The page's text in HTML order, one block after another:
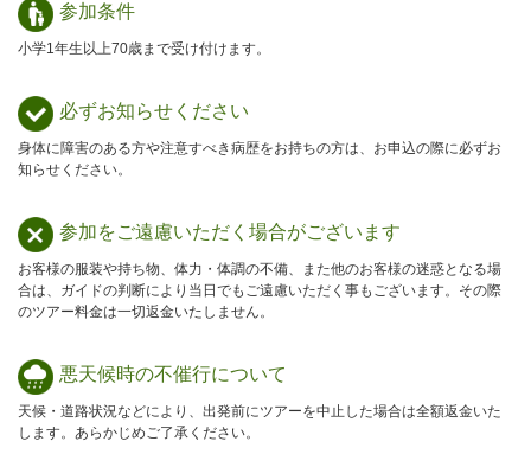
参加条件
小学1年生以上70歳まで受け付けます。
必ずお知らせ ください
身体に障害のある方や注意すべき病歴をお持ちの方は、お申込の際に必ずお
知らせください。
参加をご遠慮いただく場合がございます
お客様の服装や持ち物、体力・体調の不備、また他のお客様の迷惑となる場
合は、ガイドの判断により当日でもご遠慮いただく事もございます。その際
のツアー料金は一切返金いたしません。
悪天候時の不催行について
天候・道路状況などにより、出発前にツアーを中止した場合は全額返金いた
します。あらかじめご了承ください。